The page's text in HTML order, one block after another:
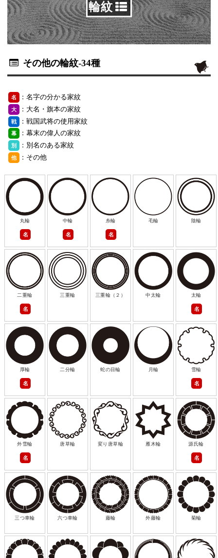
輪紋
その他の輪紋-34種
名 ：名字の分かる家紋
大 ：大名・旗本の家紋
戦 ：戦国武将の使用家紋
幕 ：幕末の偉人の家紋
別 ：別名のある家紋
他 ：その他
丸輪
名
中輪
名
糸輪
名
毛輪 陰輪
二重輪
名
三重輪 三重輪（２） 中太輪 太輪
名
厚輪
名
二分輪 蛇の目輪 月輪 雪輪
名
外雪輪
名
唐草輪 変り唐草輪 雁木輪 源氏輪
名
三つ車輪 六つ車輪 藤輪 外藤輪 菊輪